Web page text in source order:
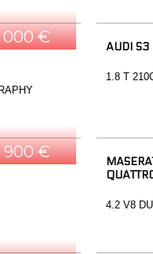
000 €
AUDI S3
1.8 T
900 €
4.2 V8